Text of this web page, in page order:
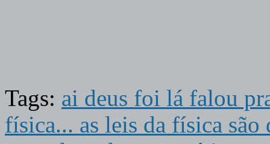
Tags: ai deus foi lá falou
física... as leis da física são